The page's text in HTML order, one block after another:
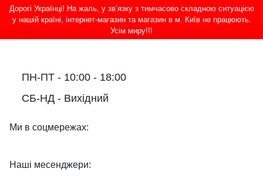
Дорогі Українці! На жаль, у зв’язку з тимчасово складною ситуацією
у нашій країні, інтернет-магазин та магазин в м. Київ не працюють.
Усім миру!!!
ПН-ПТ - 10:00 - 18:00
СБ-НД - Вихідний
Ми в соцмережах:
Наші месенджери: